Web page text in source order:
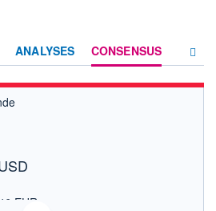
ANALYSES CONSENSUS
EUR